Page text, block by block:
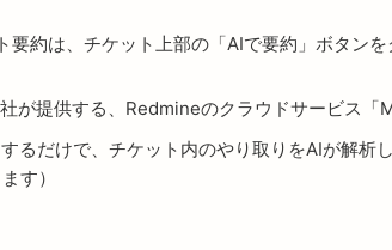
要約は、チケット上部の「AIで要約」ボタン
が提供する、Redmineのクラウドサービス
るだけで、チケット内のやり取りをAIが解
す）